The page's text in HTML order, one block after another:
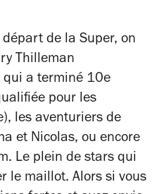
de la Super, on
Thilleman
qui a terminé 10e
pour les
les aventuriers de
et Nicolas, ou encore
Le plein de stars qui
le maillot. Alors si vous